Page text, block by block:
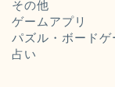
その他
ゲームアプリ
パズル・ボードゲ
占い